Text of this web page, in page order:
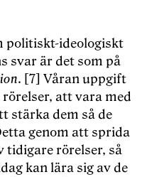
politiskt-ideologiskt
svar är det som på
. [7] Våran uppgift
att vara med
stärka dem så de
genom att sprida
tidigare rörelser, så
kan lära sig av de